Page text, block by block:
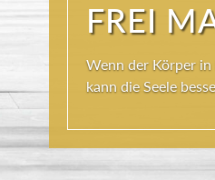
Schöner als im
so viel Himmel wird
leicht und die